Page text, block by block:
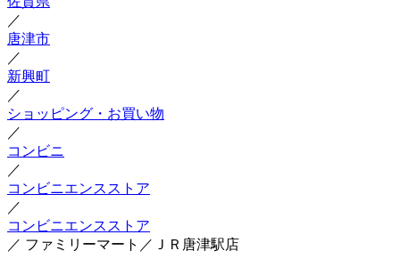
／
唐津市
／
新興町
／
ショッピング・お買い物
／
コンビニ
／
コンビニエンスストア
／
コンビニエンスストア
／ ファミリーマート／ＪＲ唐津駅店